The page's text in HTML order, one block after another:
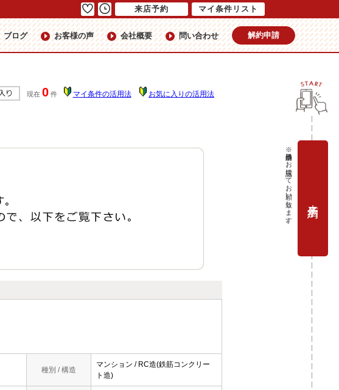
ブログ お客様の声 会社概要 問い合わせ 解約申請
現在 0 件 マイ条件の活用法 お気に入りの活用法
種別 / 構造
マンション / RC造(鉄筋コンクリー
ト造)
来店予約 マイ条件リスト
※当日予約はお電話にてお願い致します。